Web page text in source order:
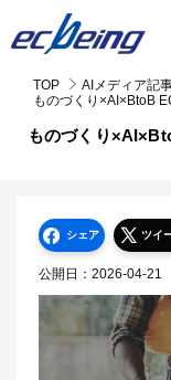
TOP
AIメディア記
ものづくり×AI×BtoB
ものづくり
シェア ツイ
公開日： 2026-04-21